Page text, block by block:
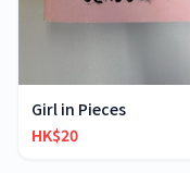
Girl in Pieces
HK$20